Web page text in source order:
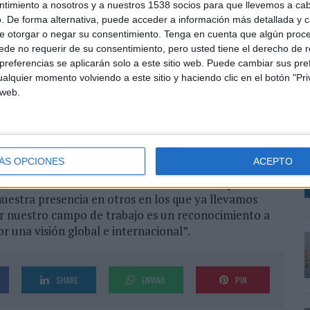
a nosotros y a nuestros 1538 socios para que llevemos a
De forma alternativa, puede acceder a información más detallada y
otorgar o negar su consentimiento. Tenga en cuenta que algún
no requerir de su consentimiento, pero usted tiene el derecho de
se aplicarán solo a este sitio web. Puede cambiar sus
momento volviendo a este sitio y haciendo clic en el botón
OPCIONES ACEPTO
empleados actuales de beon. que se trasladarán a
del grupo.
y Alemania que se vio obligado a detener por la
nuevos talentos de la organización de eventos.
estar promocionando a su equipo interno,
manager internacional, abriendo así las puertas
nacionales e internacionales.
“Estamos viviendo una etapa de cambios muy
los eventos. Esta circunstancia nos va a permitir
presencia en otros en los que ya llevamos
campo de trabajo es un reconocimiento a
una visión global e internacional”.
SHARE ENVIAR PIN